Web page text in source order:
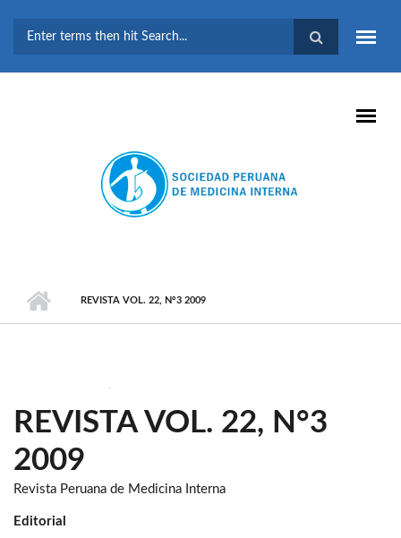
BÚSQUEDA
REVISTA VOL. 22, N°3 2009
REVISTA VOL. 22, N°3
2009
Revista Peruana de Medicina Interna
Editorial